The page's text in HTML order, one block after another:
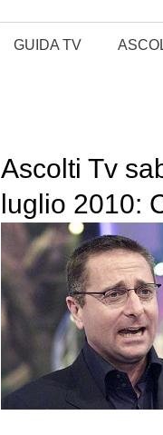
GUIDA TV
Ascolti Tv
luglio 2010:
Darwin
con
spettatori